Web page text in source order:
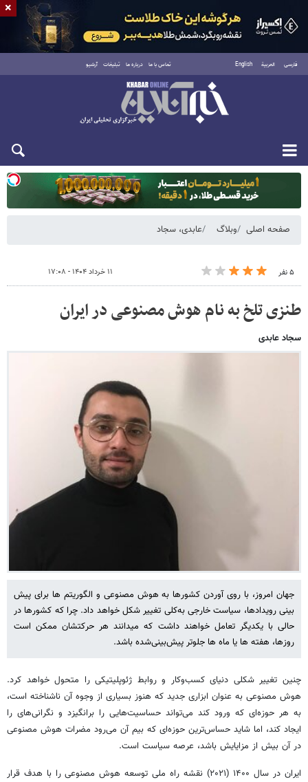
فارسی العربية English تماس با ما درباره ما تبلیغات آرشیو
دوشنبه ۱۹ مرداد ۱۴۰۵
صفحه اصلی وبلاگ عابدی، سجاد
۵ نفر ۱۱ خرداد ۱۴۰۴ - ۱۷:۰۸
طنزی تلخ به نام هوش مصنوعی در ایران
سجاد عابدی
جهان امروز، با روی آوردن کشورها به هوش مصنوعی و الگوریتم ‏ها برای پیش
‏بینی رویدادها، سیاست خارجی به‌کلی تغییر شکل خواهد داد. چرا که کشورها در
حالی با یکدیگر تعامل خواهند داشت که می‏دانند هر حرکتشان ممکن است
روزها، هفته ‏ها یا ماه‏ ها جلوتر پیش‌بینی‌شده باشد.
چنین تغییر شکلی دنیای کسب‏‌و‏کار و روابط ژئوپلیتیکی را متحول خواهد کرد.
هوش مصنوعی به عنوان ابزاری جدید که هنوز بسیاری از وجوه آن ناشناخته است،
به هر حوزه‌ای که ورود کند می‌تواند حساسیت‌هایی را برانگیزد و نگرانی‌های را
ایجاد کند، اما شاید حساس‌ترین حوزه‌ای که بیم آن می‌رود مضرات هوش مصنوعی
در آن بیش از مزایایش باشد، عرصه سیاست است.
ایران در سال ۱۴۰۰ (۲۰۲۱)
نقشه راه ملی توسعه هوش مصنوعی را با هدف قرار
×